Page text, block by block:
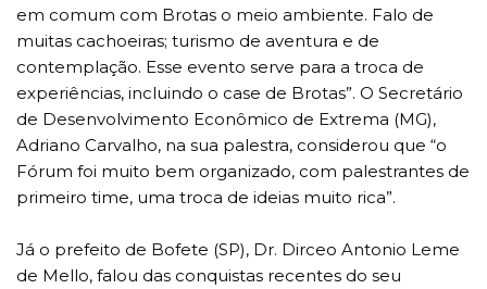
em comum com Brotas o meio ambiente. Falo de
muitas cachoeiras; turismo de aventura e de
contemplação. Esse evento serve para a troca de
experiências, incluindo o case de Brotas”. O Secretário
de Desenvolvimento Econômico de Extrema (MG),
Adriano Carvalho, na sua palestra, considerou que “o
Fórum foi muito bem organizado, com palestrantes de
primeiro time, uma troca de ideias muito rica”.
Já o prefeito de Bofete (SP), Dr. Dirceo Antonio Leme
de Mello, falou das conquistas recentes do seu